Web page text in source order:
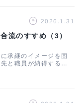
2026.1.31
流のすすめ（3）
承継のイメージを固
と職員が納得する承
一形態としての後継